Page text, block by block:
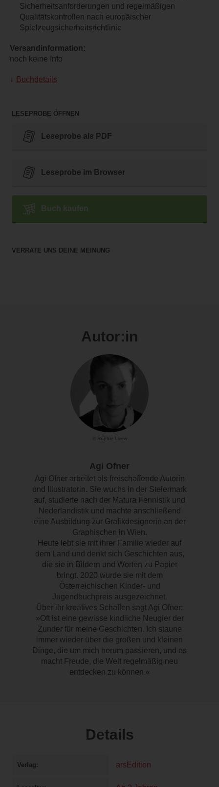
Sicherheitsanforderungen und regelmäßigen
Qualitätskontrollen nach europäischer
Spielzeugsicherheitsrichtlinie
Versandinformation:
noch keine Info
Buchdetails
LESEPROBE ÖFFNEN
Leseprobe als PDF
Leseprobe im Browser
Buch kaufen
VERRATE UNS DEINE MEINUNG
Autor:in
© Sophie Loew
Agi Ofner
Agi Ofner arbeitet als freischaffende Autorin
und Illustratorin. Sie wuchs in der Steiermark
auf, studierte nach der Matura Fennistik und
Nederlandistik und machte anschließend
eine Ausbildung zur Grafikdesignerin an der
Graphischen in Wien.
Heute lebt sie mit ihrer Familie wieder auf
dem Land und denkt sich Geschichten aus,
die sie in Bildern und Worten zu Papier
bringt. 2020 wurde sie mit dem
Österreichischen Kinder- und
Jugendbuchpreis ausgezeichnet.
Über ihr kreatives Schaffen sagt Agi Ofner:
»Oft ist eine gewisse kindliche Neugier der
Zunder für meine Geschichten. Ich staune
immer wieder über die großen und kleinen
Dinge, die um mich herum passieren, und es
macht Freude, die Welt regelmäßig neu
entdecken zu können.«
Details
Verlag arsEdition